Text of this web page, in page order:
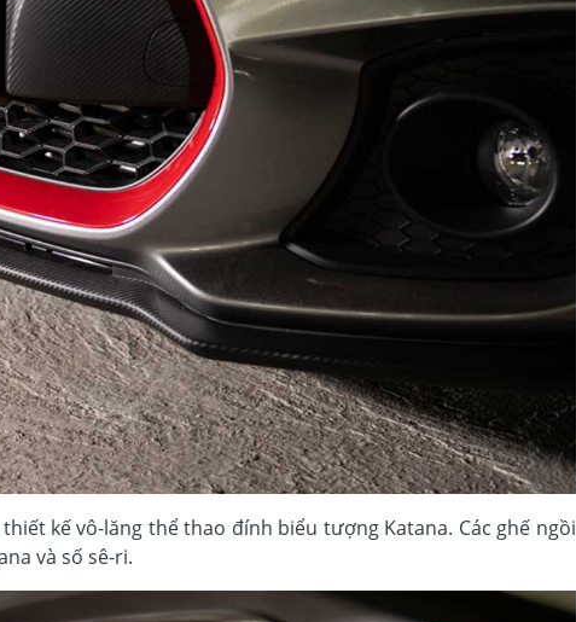
kế vô-lăng thể thao đính biểu tượng Katana. Các ghế ngồi
và số sê-ri.